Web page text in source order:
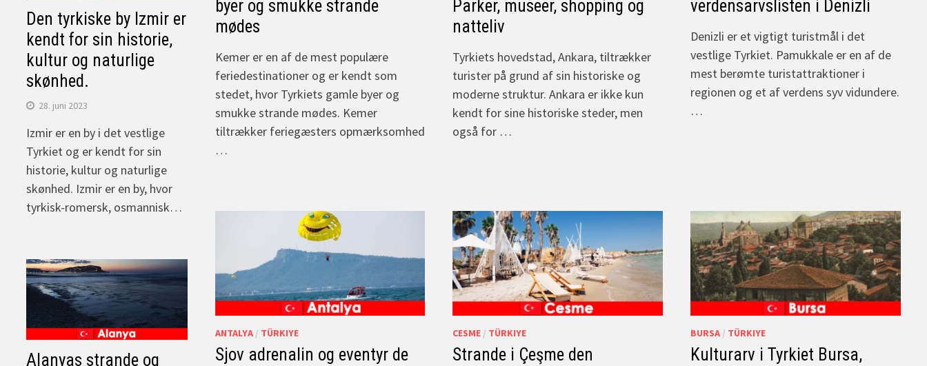
byer og smukke strande
mødes
Kemer er en af de mest populære
feriedestinationer og er kendt som
stedet, hvor Tyrkiets gamle byer og
smukke strande mødes. Kemer
tiltrækker feriegæsters opmærksomhed
…
Parker, museer, shopping og
natteliv
Tyrkiets hovedstad, Ankara, tiltrækker
turister på grund af sin historiske og
moderne struktur. Ankara er ikke kun
kendt for sine historiske steder, men
også for …
verdensarvslisten i Denizli
Denizli er et vigtigt turistmål i det
vestlige Tyrkiet. Pamukkale er en af de
mest berømte turistattraktioner i
regionen og et af verdens syv vidundere.
…
ANTALYA/ TÜRKIYE
Sjov adrenalin og eventyr de
CESME / TÜRKIYE
Strande i Çeşme den
BURSA / TÜRKIYE
Kulturarv i Tyrkiet Bursa,
Den tyrkiske by Izmir er
kendt for sin historie,
kultur og naturlige
skønhed.
28. juni 2023
Izmir er en by i det vestlige
Tyrkiet og er kendt for sin
historie, kultur og naturlige
skønhed. Izmir er en by, hvor
tyrkisk-romersk, osmannisk…
Alanyas strande og